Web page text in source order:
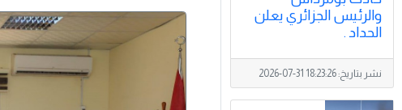
والرئيس الجزائري يعلن
الحداد .
نشر بتاريخ:2026-07-31 18:23:26